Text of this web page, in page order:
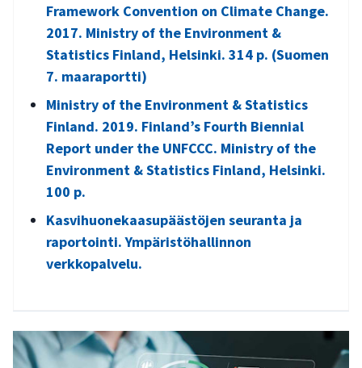
Framework Convention on Climate Change.
2017. Ministry of the Environment &
Statistics Finland, Helsinki. 314 p. (Suomen
7. maaraportti)
Ministry of the Environment & Statistics
Finland. 2019. Finland’s Fourth Biennial
Report under the UNFCCC. Ministry of the
Environment & Statistics Finland, Helsinki.
100 p.
Kasvihuonekaasupäästöjen seuranta ja
raportointi. Ympäristöhallinnon
verkkopalvelu.